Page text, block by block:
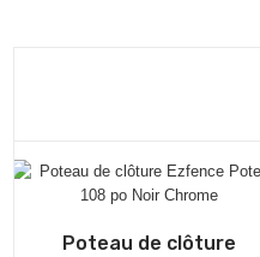
Poteau de clôture